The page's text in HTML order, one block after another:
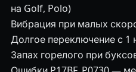
на Golf, Polo)
Вибрация при малых
Долгое переключение с 1
Запах горелого при